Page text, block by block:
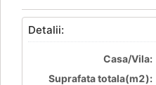
Detalii:
Casa/Vila:
Suprafata totala(m2):